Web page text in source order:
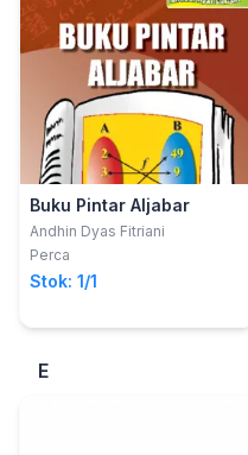
Buku Pintar Aljabar
Andhin Dyas Fitriani
Perca
Stok: 1/1
E